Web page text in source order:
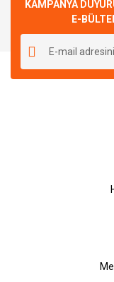
KAMPANYA
E-